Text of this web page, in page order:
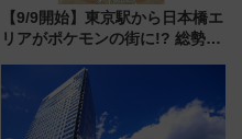
【9/9開始】東京駅から日本橋エ
リアがポケモンの街に!? 総勢
リサーチ」本格謎解き・グッズ
情報まとめ